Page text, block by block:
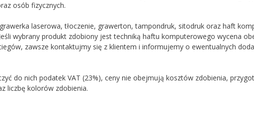
osób fizycznych.
laserowa, tłoczenie, grawerton, tampondruk, sitodruk oraz haft
wybrany produkt zdobiony jest techniką haftu komputerowego wycena
zawsze kontaktujmy się z klientem i informujemy o ewentualnych
do nich podatek VAT (23%), ceny nie obejmują kosztów zdobienia,
liczbę kolorów zdobienia.